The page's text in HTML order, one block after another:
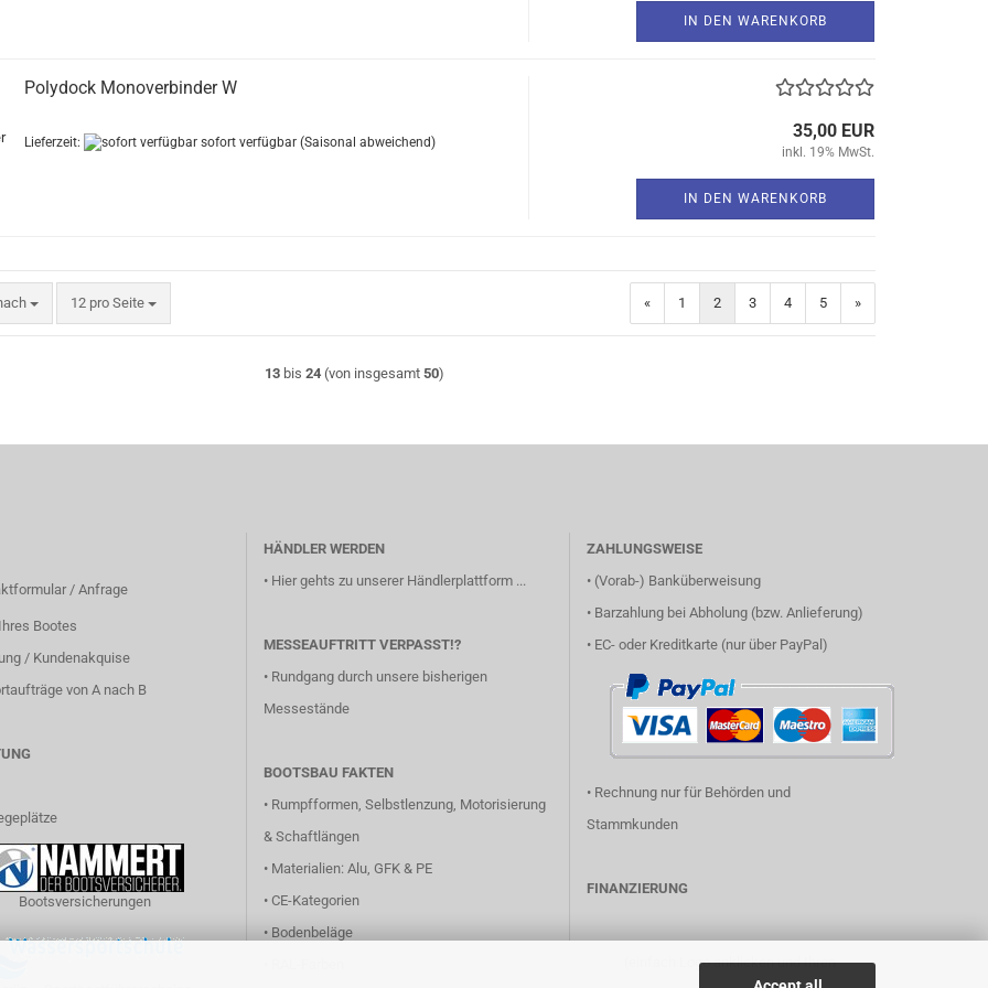
IN DEN WARENKORB
Polydock Monoverbinder W
Lieferzeit: sofort verfügbar (Saisonal abweichend)
35,00 EUR
inkl. 19% MwSt.
IN DEN WARENKORB
12 pro Seite
pro Seite « 1 2 3 4 5 »
13 bis 24 (von insgesamt 50)
/ Anfrage
Bootes
/ Kundenakquise
von A nach B
Bootsversicherungen
HÄNDLER WERDEN
• Hier gehts zu unserer Händlerplattform ...
MESSEAUFTRITT VERPASST!?
• Rundgang durch unsere bisherigen
Messestände
BOOTSBAU FAKTEN
• Rumpfformen, Selbstlenzung, Motorisierung
& Schaftlängen
• Materialien: Alu, GFK & PE
• CE-Kategorien
• Bodenbeläge
ZAHLUNGSWEISE
• (Vorab-) Banküberweisung
• Barzahlung bei Abholung (bzw. Anlieferung)
• EC- oder Kreditkarte (nur über PayPal)
• Rechnung nur für Behörden und
Stammkunden
FINANZIERUNG
(einfach Logo anklicken und Ihren